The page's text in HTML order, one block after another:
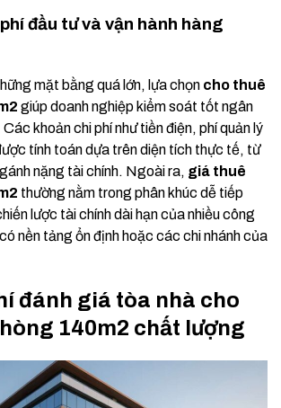
đầu tư và vận hành hàng
mặt bằng quá lớn, lựa chọn cho thuê
giúp doanh nghiệp kiểm soát tốt ngân
khoản chi phí như tiền điện, phí quản lý
tính toán dựa trên diện tích thực tế, từ
nặng tài chính. Ngoài ra, giá thuê
thường nằm trong phân khúc dễ tiếp
lược tài chính dài hạn của nhiều công
nền tảng ổn định hoặc các chi nhánh của
đánh giá tòa nhà cho
140m2 chất lượng